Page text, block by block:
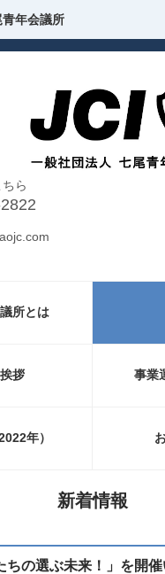
年会議所
ら
年）
イルス 支援・情報
所とは
拶 事業
年）
新着情報
ちの選ぶ未来！」を開催